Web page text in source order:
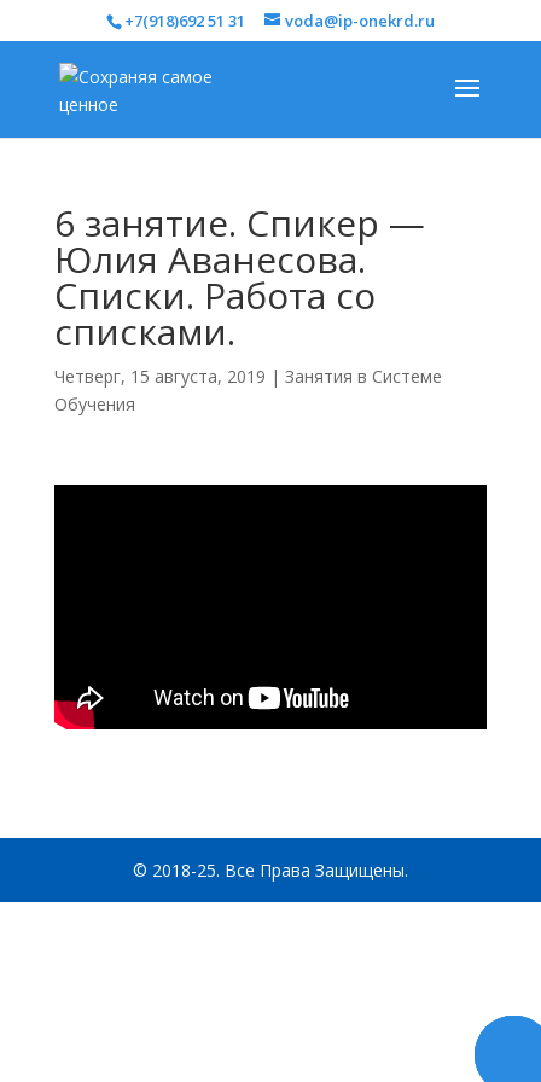
+7(918)692 51 31 voda@ip-onekrd.ru
6 занятие. Спикер —
Юлия Аванесова.
Списки. Работа со
списками.
Четверг, 15 августа, 2019 | Занятия в Системе
Обучения
© 2018-25. Все Права Защищены.